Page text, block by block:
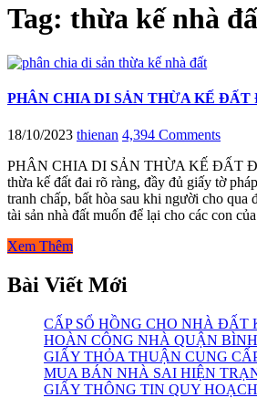
Tag: thừa kế nhà
PHÂN CHIA DI SẢN THỪA KẾ ĐẤT
18/10/2023 thienan 4,394 Comments
PHÂN CHIA DI SẢN THỪA KẾ ĐẤT
thừa kế đất đai rõ ràng, đầy đủ giấy tờ
tranh chấp, bất hòa sau khi người cho qua
tài sản nhà đất muốn để lại cho các con
Xem Thêm
Bài Viết Mới
CẤP SỔ HỒNG CHO NHÀ ĐẤT
HOÀN CÔNG NHÀ QUẬN
GIẤY THỎA THUẬN CUNG
MUA BÁN NHÀ SAI HIỆN
GIẤY THÔNG TIN QUY HOẠCH